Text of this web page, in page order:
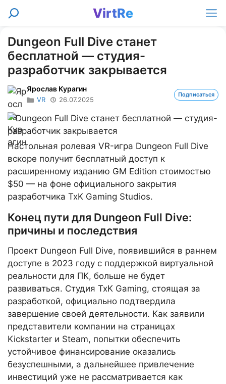
Перейти
VirtRe
Поиск
Dungeon Full Dive станет
бесплатной — студия-
разработчик закрывается
Ярослав Курагин
VR 26.07.2025
Подписаться
Настольная ролевая VR-игра Dungeon Full Dive
вскоре получит бесплатный доступ к
расширенному изданию GM Edition стоимостью
$50 — на фоне официального закрытия
разработчика TxK Gaming Studios.
Конец пути для Dungeon Full Dive:
причины и последствия
Проект Dungeon Full Dive, появившийся в раннем
доступе в 2023 году с поддержкой виртуальной
реальности для ПК, больше не будет
развиваться. Студия TxK Gaming, стоящая за
разработкой, официально подтвердила
завершение своей деятельности. Как заявили
представители компании на страницах
Kickstarter и Steam, попытки обеспечить
устойчивое финансирование оказались
безуспешными, а дальнейшее привлечение
инвестиций уже не рассматривается как